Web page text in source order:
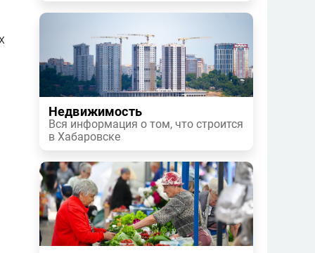
Недвижимость
Вся информация о том, что строится
в Хабаровске